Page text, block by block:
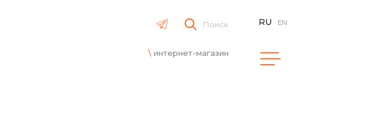
Поиск
интернет-магазин
RU EN